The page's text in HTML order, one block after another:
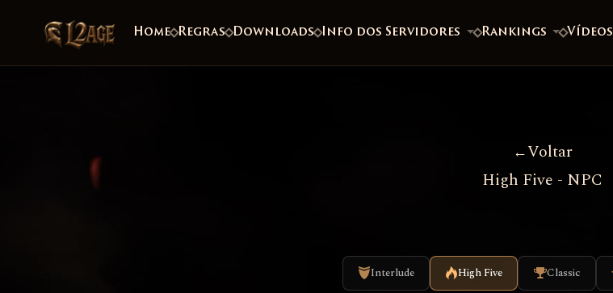
Home Regras Downloads Info dos Servidores Rankings Vídeos
Voltar
High Five - NPC
Interlude High Five Classic